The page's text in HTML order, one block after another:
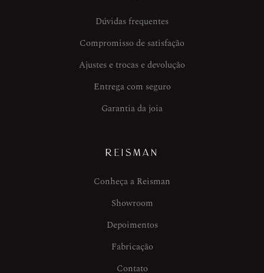
Dúvidas frequentes
Compromisso de satisfação
Ajustes e trocas e devolução
Entrega com seguro
Garantia da joia
REISMAN
Conheça a Reisman
Showroom
Depoimentos
Fabricação
Contato